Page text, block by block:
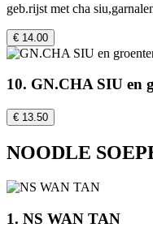
geb.rijst met cha
€ 14.00
10. GN.CHA SIU en
€ 13.50
NOODLE
1. NS WAN TAN